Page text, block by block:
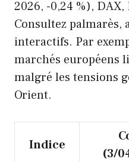
2026, -0,24 %), DAX,
Consultez palmarès,
interactifs. Par
marchés européens
malgré les tensions
Orient.
Indice
(3/